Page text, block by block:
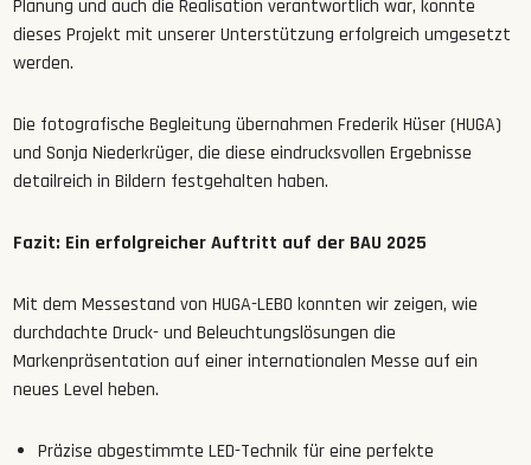
Planung und auch die Realisation verantwortlich war, konnte
dieses Projekt mit unserer Unterstützung erfolgreich umgesetzt
werden.
Die fotografische Begleitung übernahmen Frederik Hüser (HUGA)
und Sonja Niederkrüger, die diese eindrucksvollen Ergebnisse
detailreich in Bildern festgehalten haben.
Fazit: Ein erfolgreicher Auftritt auf der BAU 2025
Mit dem Messestand von HUGA-LEBO konnten wir zeigen, wie
durchdachte Druck- und Beleuchtungslösungen die
Markenpräsentation auf einer internationalen Messe auf ein
neues Level heben.
Präzise abgestimmte LED-Technik für eine perfekte